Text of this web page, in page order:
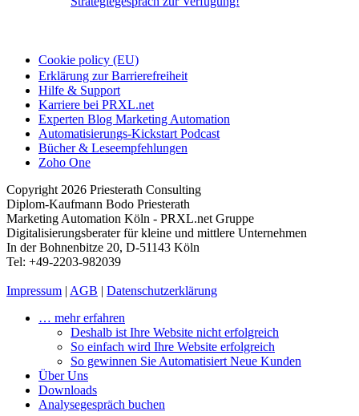
Cookie policy (EU)
Erklärung zur Barrierefreiheit
Hilfe & Support
Karriere bei PRXL.net
Experten Blog Marketing Automation
Automatisierungs-Kickstart Podcast
Bücher & Leseempfehlungen
Zoho One
Copyright 2026 Priesterath Consulting
Diplom-Kaufmann Bodo Priesterath
Marketing Automation Köln - PRXL.net Gruppe
Digitalisierungsberater für kleine und mittlere Unternehmen
In der Bohnenbitze 20, D-51143 Köln
Tel: +49-2203-982039
Impressum | AGB | Datenschutzerklärung
… mehr erfahren
Deshalb ist Ihre Website nicht erfolgreich
So einfach wird Ihre Website erfolgreich
So gewinnen Sie Automatisiert Neue Kunden
Über Uns
Downloads
Analysegespräch buchen